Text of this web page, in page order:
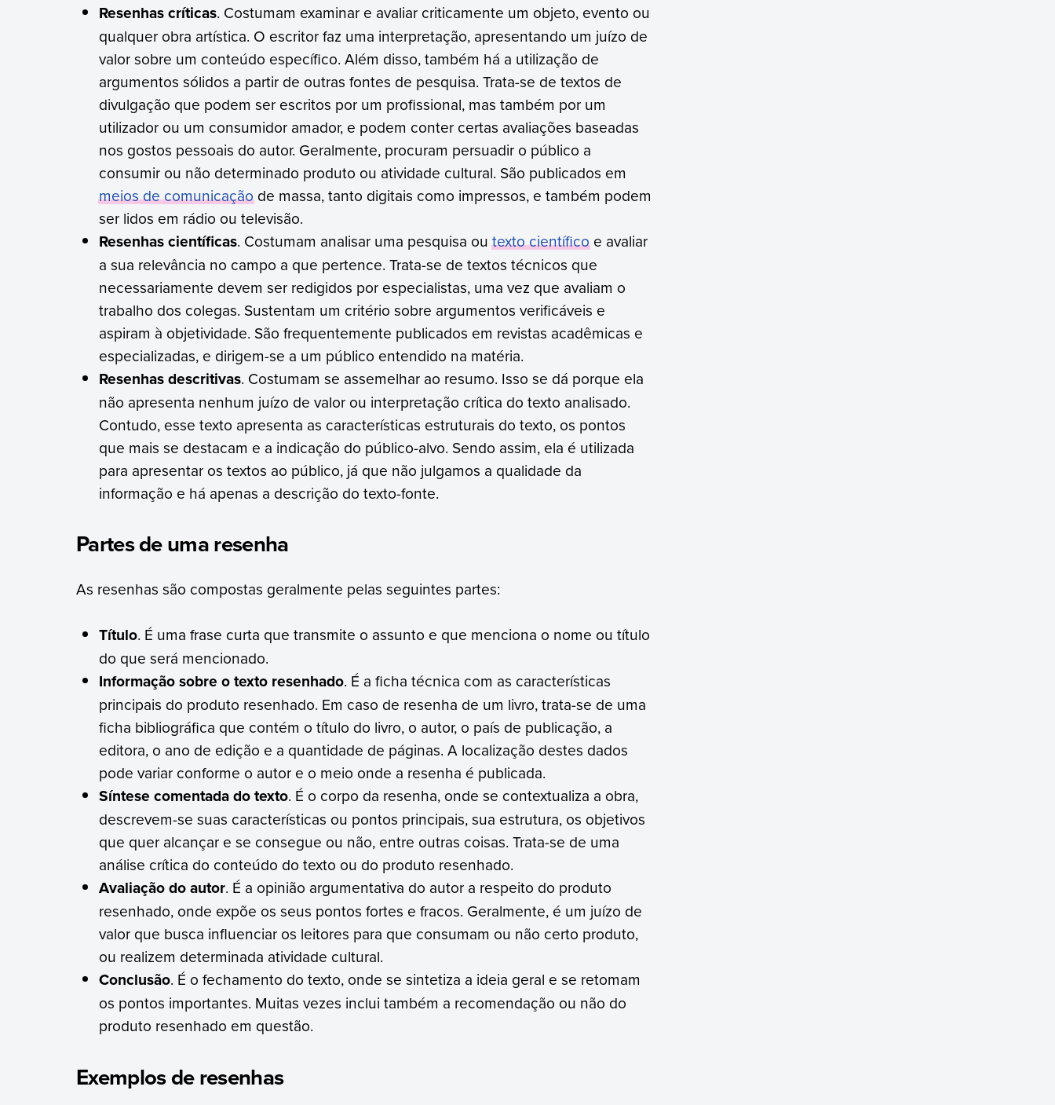
Resenhas críticas. Costumam examinar e avaliar criticamente um objeto, evento ou
qualquer obra artística. O escritor faz uma interpretação, apresentando um juízo de
valor sobre um conteúdo específico. Além disso, também há a utilização de
argumentos sólidos a partir de outras fontes de pesquisa. Trata-se de textos de
divulgação que podem ser escritos por um profissional, mas também por um
utilizador ou um consumidor amador, e podem conter certas avaliações baseadas
nos gostos pessoais do autor. Geralmente, procuram persuadir o público a
consumir ou não determinado produto ou atividade cultural. São publicados em
meios de comunicaçãode massa, tanto digitais como impressos, e também podem
ser lidos em rádio ou televisão.
Resenhas científicas. Costumam analisar uma pesquisa outexto científicoe avaliar
a sua relevância no campo a que pertence. Trata-se de textos técnicos que
necessariamente devem ser redigidos por especialistas, uma vez que avaliam o
trabalho dos colegas. Sustentam um critério sobre argumentos verificáveis e
aspiram à objetividade. São frequentemente publicados em revistas acadêmicas e
especializadas, e dirigem-se a um público entendido na matéria.
Resenhas descritivas. Costumam se assemelhar ao resumo. Isso se dá porque ela
não apresenta nenhum juízo de valor ou interpretação crítica do texto analisado.
Contudo, esse texto apresenta as características estruturais do texto, os pontos
que mais se destacam e a indicação do público-alvo. Sendo assim, ela é utilizada
para apresentar os textos ao público, já que não julgamos a qualidade da
informação e há apenas a descrição do texto-fonte.
Partes de uma resenha
As resenhas são compostas geralmente pelas seguintes partes:
Título. É uma frase curta que transmite o assunto e que menciona o nome ou título
do que será mencionado.
Informação sobre o texto resenhado. É a ficha técnica com as características
principais do produto resenhado. Em caso de resenha de um livro, trata-se de uma
ficha bibliográfica que contém o título do livro, o autor, o país de publicação, a
editora, o ano de edição e a quantidade de páginas. A localização destes dados
pode variar conforme o autor e o meio onde a resenha é publicada.
Síntese comentada do texto. É o corpo da resenha, onde se contextualiza a obra,
descrevem-se suas características ou pontos principais, sua estrutura, os objetivos
que quer alcançar e se consegue ou não, entre outras coisas. Trata-se de uma
análise crítica do conteúdo do texto ou do produto resenhado.
Avaliação do autor. É a opinião argumentativa do autor a respeito do produto
resenhado, onde expõe os seus pontos fortes e fracos. Geralmente, é um juízo de
valor que busca influenciar os leitores para que consumam ou não certo produto,
ou realizem determinada atividade cultural.
Conclusão. É o fechamento do texto, onde se sintetiza a ideia geral e se retomam
os pontos importantes. Muitas vezes inclui também a recomendação ou não do
produto resenhado em questão.
Exemplos de resenhas